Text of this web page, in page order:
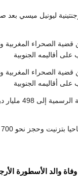
ليونيل ميسي بعد
قضية الصحراء المغربية
أقاليمه الجنوبية
قضية الصحراء المغربية
أقاليمه الجنوبية
ارتفاع الأصول
وفاة والد الأسطورة